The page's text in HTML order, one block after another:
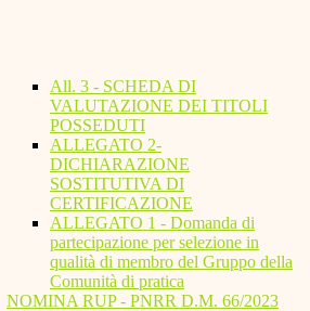
All. 3 - SCHEDA DI
VALUTAZIONE DEI TITOLI
POSSEDUTI
ALLEGATO 2-
DICHIARAZIONE
SOSTITUTIVA DI
CERTIFICAZIONE
ALLEGATO 1 - Domanda di
partecipazione per selezione in
qualità di membro del Gruppo della
Comunità di pratica
NOMINA RUP - PNRR D.M. 66/2023